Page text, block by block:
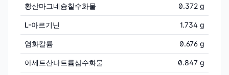
황산마그네슘칠수화물 0.372 g
L-아르기닌 1.734 g
염화칼륨 0.676 g
아세트산나트륨삼수화물 0.847 g